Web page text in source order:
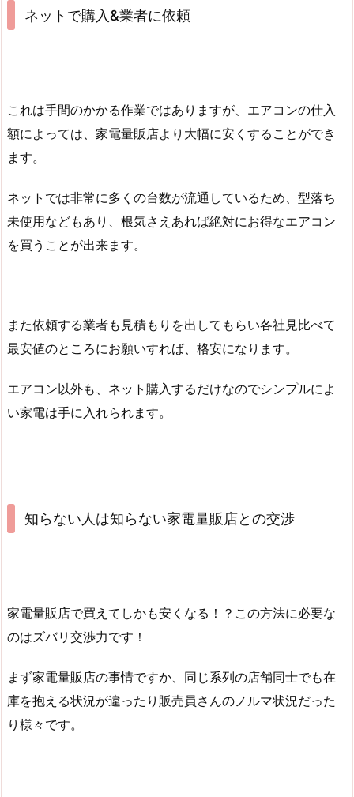
ネットで購入&業者に依頼
これは手間のかかる作業ではありますが、エアコンの仕入
額によっては、家電量販店より大幅に安くすることができ
ます。
ネットでは非常に多くの台数が流通しているため、型落ち
未使用などもあり、根気さえあれば絶対にお得なエアコン
を買うことが出来ます。
また依頼する業者も見積もりを出してもらい各社見比べて
最安値のところにお願いすれば、格安になります。
エアコン以外も、ネット購入するだけなのでシンプルによ
い家電は手に入れられます。
知らない人は知らない家電量販店との交渉
家電量販店で買えてしかも安くなる！？この方法に必要な
のはズバリ交渉力です！
まず家電量販店の事情ですか、同じ系列の店舗同士でも在
庫を抱える状況が違ったり販売員さんのノルマ状況だった
り様々です。